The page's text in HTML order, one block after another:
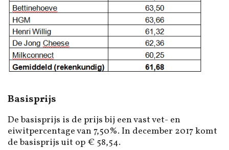
Basisprijs
De basisprijs is de prijs bij een vast vet- en
eiwitpercentage van 7,50%. In december 2017 komt
de basisprijs uit op € 58,54.